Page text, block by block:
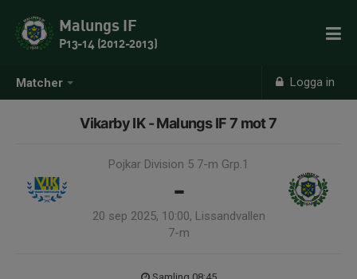
Matcher Logga in
Malungs IF
P13-14 (2012-2013)
Vikarby IK - Malungs IF 7 mot 7
Pojkar Division 5 7-m Grp.1
-
20 sep 2025, 10:00, Lissandvallen
7-m